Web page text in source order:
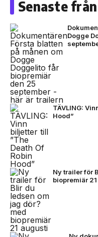
Senaste
Dogge
TÄVLING:
Hood”
Ny trailer för
biopremiär